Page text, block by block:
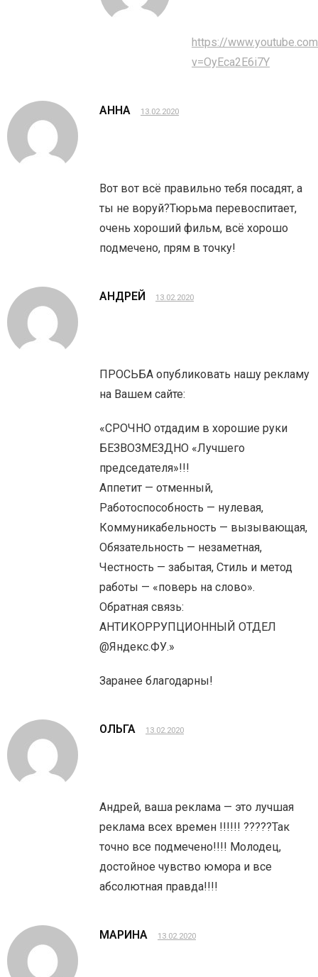
https://
v=OyEca2E6i7Y
АННА 13.02.2020
Вот вот всё правильно тебя посадят, а
ты не воруй?Тюрьма перевоспитает,
очень хороший фильм, всё хорошо
подмечено, прям в точку!
АНДРЕЙ 13.02.2020
ПРОСЬБА опубликовать нашу рекламу
на Вашем сайте:
«СРОЧНО отдадим в хорошие руки
БЕЗВОЗМЕЗДНО «Лучшего
председателя»!!!
Аппетит — отменный,
Работоспособность — нулевая,
Коммуникабельность — вызывающая,
Обязательность — незаметная,
Честность — забытая, Стиль и метод
работы — «поверь на слово».
Обратная связь:
АНТИКОРРУПЦИОННЫЙ ОТДЕЛ
@Яндекс.ФУ.»
Заранее благодарны!
ОЛЬГА 13.02.2020
Андрей, ваша реклама — это лучшая
реклама всех времен !!!!!! ?????Так
точно все подмечено!!!! Молодец,
достойное чувство юмора и все
абсолютная правда!!!!
МАРИНА 13.02.2020